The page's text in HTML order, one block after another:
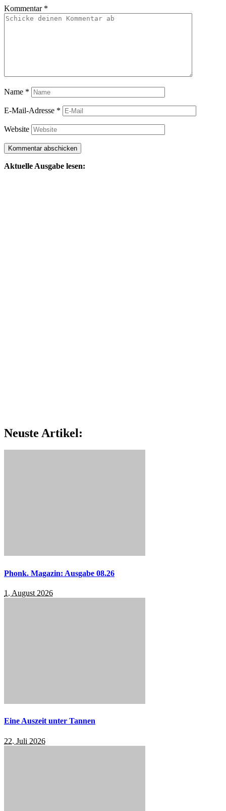
Kommentar *
Name *
E-Mail-Adresse *
Website
Aktuelle Ausgabe lesen:
Neuste Artikel:
Phonk. Magazin: Ausgabe 08.26
1. August 2026
Eine Auszeit unter Tannen
22. Juli 2026